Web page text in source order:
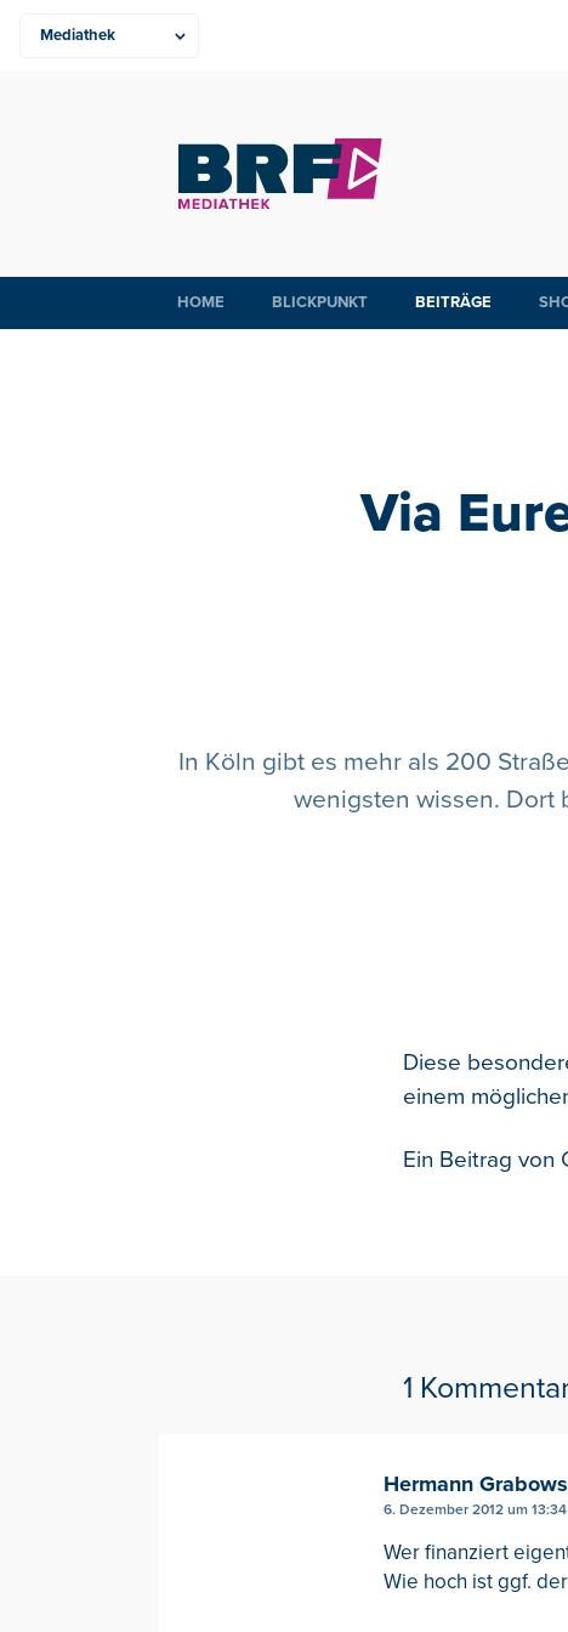
HOME BLICKPUNKT BEITRÄGE
Via
In Köln gibt es mehr als 200
wenigsten wissen. Dort
Diese
einem
Ein Beitrag von
1
Hermann
6. Dezember 2012 um
Wer finanziert
Wie hoch ist ggf.